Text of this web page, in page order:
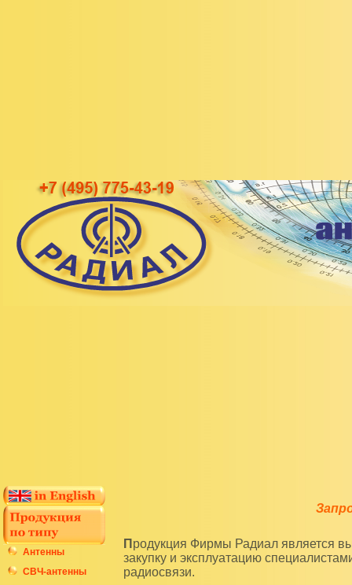
Антенны
СВЧ-антенны
Продукция Фирмы Радиал является высокотехнологичным оборудованием и подразумевает
закупку и эксплуатацию
радиосвязи.